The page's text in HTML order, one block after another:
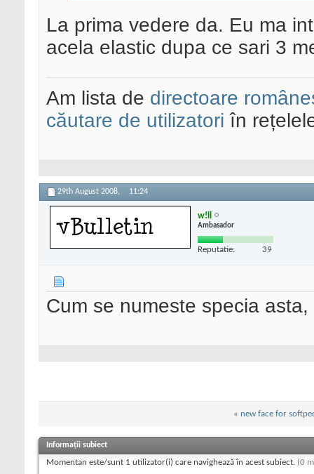
La prima vedere da. Eu ma
acela elastic dupa ce sari 3
Am lista de directoare
căutare de utilizatori în
29th August 2008, 11:24
w!ll
Ambasador
Reputatie: 39
Cum se numeste specia
« new face for
Informații subiect
Momentan este/sunt 1 utilizator(i) care navighează în acest subiect. (0